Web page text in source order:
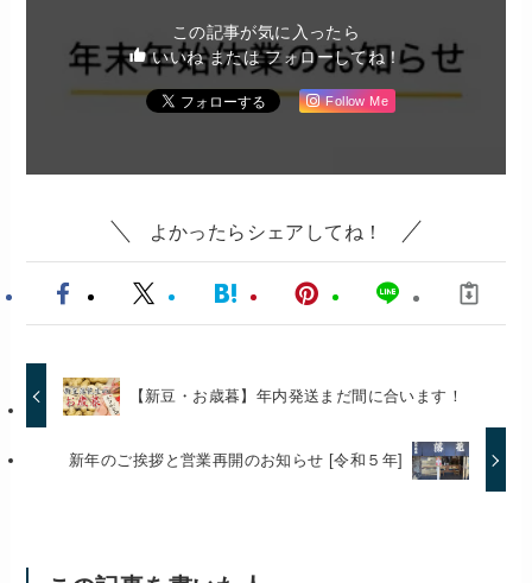
この記事が気に入ったら
いいね または フォローしてね！
Follow Me
よかったらシェアしてね！
【新豆・お歳暮】年内発送まだ間に合います！
新年のご挨拶と営業再開のお知らせ [令和５年]